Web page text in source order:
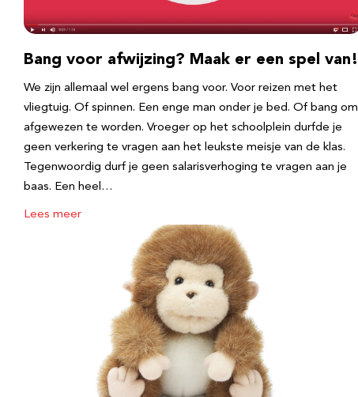
Bang voor afwijzing? Maak er een spel van!
We zijn allemaal wel ergens bang voor. Voor reizen met het
vliegtuig. Of spinnen. Een enge man onder je bed. Of bang om
afgewezen te worden. Vroeger op het schoolplein durfde je
geen verkering te vragen aan het leukste meisje van de klas.
Tegenwoordig durf je geen salarisverhoging te vragen aan je
baas. Een heel…
Lees meer